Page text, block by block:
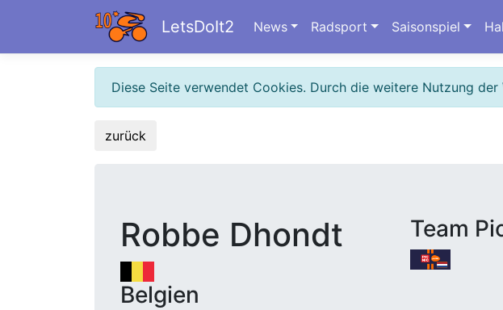
LetsDoIt2 News Radsport Saisonspiel
Diese Seite verwendet Cookies. Durch die weitere Nutzung
zurück
Robbe Dhondt
Belgien
Team